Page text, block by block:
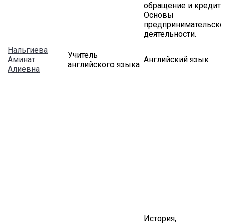
обращение и кредит,
Основы
деятельности.
Нальгиева
Аминат
Алиевна
Учитель
английского языка
Английский язык
История,